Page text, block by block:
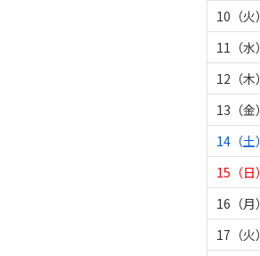
10（火）
11（水）
12（木）
13（金）
14（土）
15（日）
16（月）
17（火）